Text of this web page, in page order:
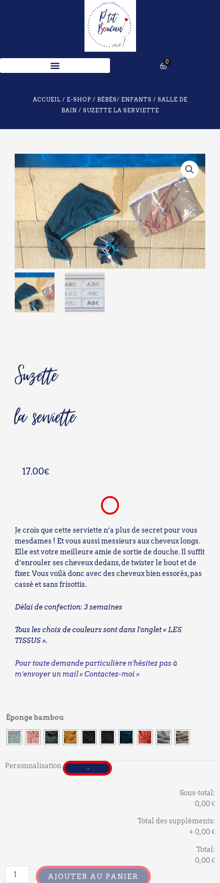
0
Panier
ACCUEIL / E-SHOP / BÉBÉS/ ENFANTS / SALLE DE
BAIN / SUZETTE LA SERVIETTE
Suzette
la serviette
17.00€
Je crois que cette serviette n’a plus de secret pour vous
mesdames ! Et vous aussi messieurs aux cheveux longs.
Elle est votre meilleure amie de sortie de douche. Il suffit
d’enrouler ses cheveux dedans, de twister le bout et de
fixer. Vous voilà donc avec des cheveux bien essorés, pas
cassé et sans frisottis.
Délai de confection: 3 semaines
Tous les choix de couleurs sont dans l’onglet« LES
TISSUS ».
Pour toute demande particulière n’hésitez pas à
m’envoyer un mail « Contactez-moi »
Éponge bambou
Personnalisation
Sous-total:
0,00 €
Total des suppléments:
+ 0,00 €
Total:
0,00 €
quantité
Suzette
serviette
AJOUTER AU PANIER